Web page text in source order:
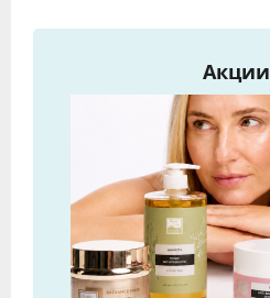
Акции